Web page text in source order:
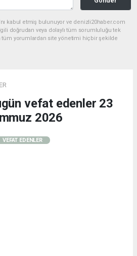
kabul etmiş bulunuyor ve denizli20haber.com
doğrudan veya dolaylı tüm sorumluluğu tek
tüm yorumlardan site yönetimi hiçbir şekilde
vefat edenler 23
2026
VEFAT EDENLER